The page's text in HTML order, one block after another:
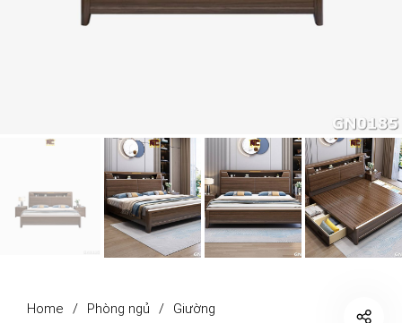
Home / Phòng ngủ / Giường